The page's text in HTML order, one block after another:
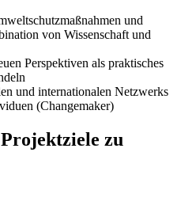
und
von Wissenschaft und
Perspektiven als praktisches
und internationalen Netzwerks
(Changemaker)
zu